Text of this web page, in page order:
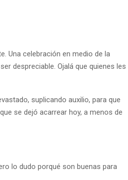
Una celebración en medio de la
despreciable. Ojalá que quienes les
suplicando auxilio, para que
se dejó acarrear hoy, a menos de
lo dudo porqué son buenas para